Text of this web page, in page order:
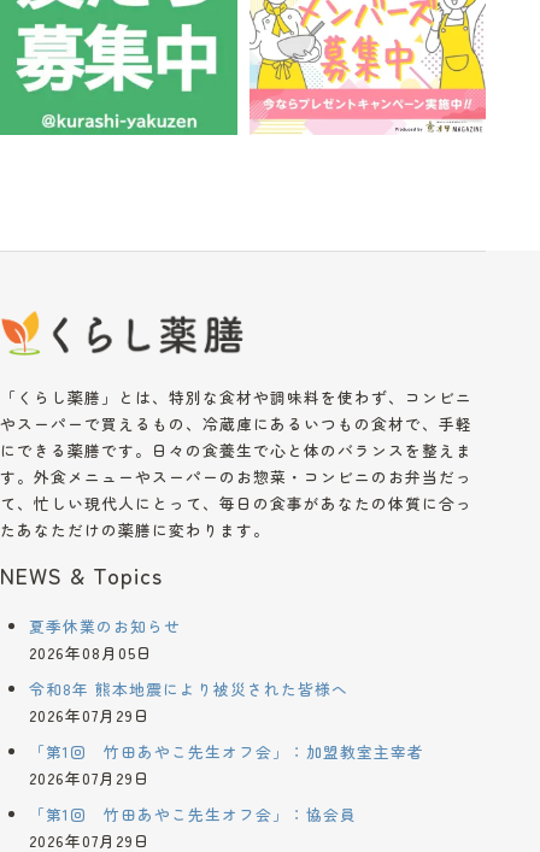
「くらし薬膳」とは、特別な食材や調味料を使わず、コンビニ
やスーパーで買えるもの、冷蔵庫にあるいつもの食材で、手軽
にできる薬膳です。日々の食養生で心と体のバランスを整えま
す。外食メニューやスーパーのお惣菜・コンビニのお弁当だっ
て、忙しい現代人にとって、毎日の食事があなたの体質に合っ
たあなただけの薬膳に変わります。
NEWS & Topics
夏季休業のお知らせ
2026年08月05日
令和8年 熊本地震により被災された皆様へ
2026年07月29日
「第1回 竹田あやこ先生オフ会」：加盟教室主宰者
2026年07月29日
「第1回 竹田あやこ先生オフ会」：協会員
2026年07月29日